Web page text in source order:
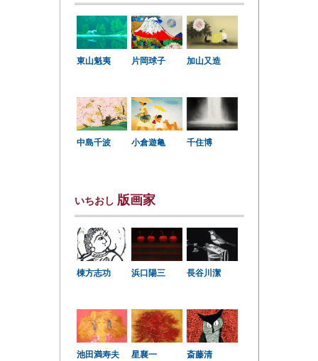
東山魁夷 片岡球子 加山又造
中島千波 小倉遊亀 千住博
いちおし 版画家
棟方志功 浜口陽三 長谷川潔
池田満寿夫 星襄一 斎藤清